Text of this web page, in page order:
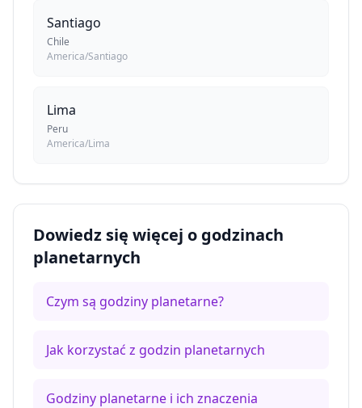
Santiago
Chile
America/Santiago
Lima
Peru
America/Lima
Dowiedz się więcej o godzinach
planetarnych
Czym są godziny planetarne?
Jak korzystać z godzin planetarnych
Godziny planetarne i ich znaczenia